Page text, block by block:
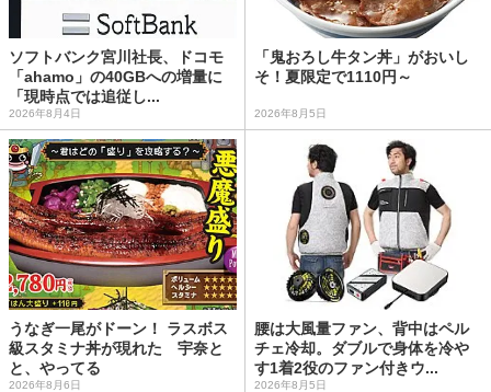
ソフトバンク宮川社長、ドコモ
「ahamo」の40GBへの増量に
「現時点では追従し...
2026年8月4日
「鬼おろし牛タン丼」がおいし
そ！夏限定で1110円～
2026年8月5日
うなぎ一尾がドーン！ ラスボス
級スタミナ丼が現れた 宇奈と
と、やってる
2026年8月6日
腰は大風量ファン、背中はペル
チェ冷却。ダブルで身体を冷や
す1着2役のファン付きウ...
2026年8月5日